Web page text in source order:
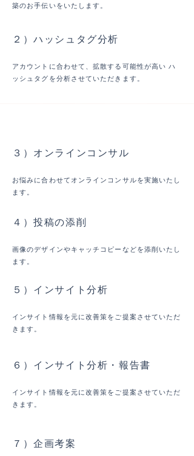
築のお手伝いをいたします。
２）ハッシュタグ分析
アカウントに合わせて、拡散する可能性が高い ハ
ッシュタグを分析させていただきます。
３）オンラインコンサル
お悩みに合わせてオンラインコンサルを実施いたし
ます。
４）投稿の添削
​画像のデザインやキャッチコピーなどを添削いたし
ます。
５）インサイト分析
インサイト情報を元に改善策をご提案させていただ
きます。
６）インサイト分析・報告書
インサイト情報を元に改善策をご提案させていただ
きます。
７）企画考案